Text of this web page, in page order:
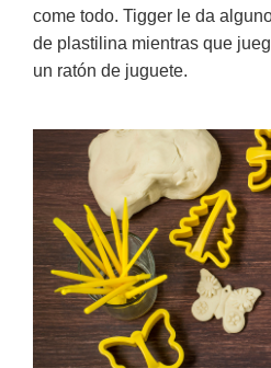
come todo. Tigger le da
de plastilina mientras que
un ratón de juguete.